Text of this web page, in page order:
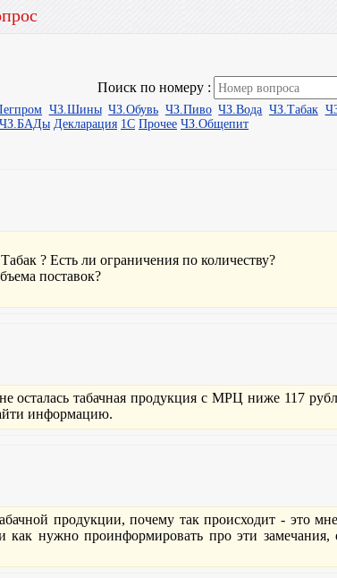
Поиск по номеру :
ЧЗ.Шины ЧЗ.Обувь ЧЗ.Пиво ЧЗ.Вода ЧЗ.Табак
ЧЗ.БАДы Декларация 1С Прочее ЧЗ.Общепит
? Есть ли ограничения по количеству?
поставок?
осталась табачная продукция с МРЦ ниже 117
информацию.
продукции, почему так происходит - это
как нужно проинформировать про эти замечания,